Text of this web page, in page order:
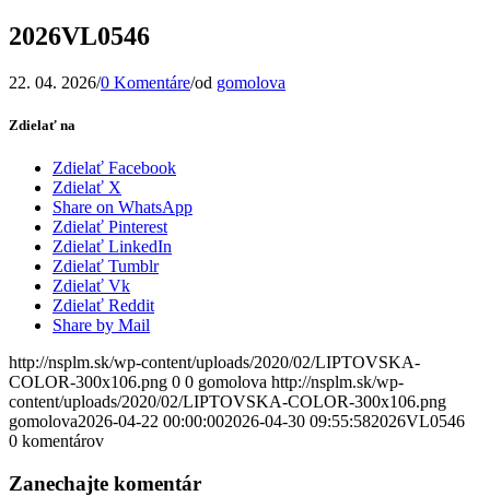
2026VL0546
22. 04. 2026/0 Komentáre/od gomolova
Zdielať na
Zdielať Facebook
Zdielať X
Share on WhatsApp
Zdielať Pinterest
Zdielať LinkedIn
Zdielať Tumblr
Zdielať Vk
Zdielať Reddit
Share by Mail
http://nsplm.sk/wp-content/uploads/2020/02/LIPTOVSKA-
COLOR-300x106.png 0 0 gomolova http://nsplm.sk/wp-
content/uploads/2020/02/LIPTOVSKA-COLOR-300x106.png
gomolova2026-04-22 00:00:002026-04-30 09:55:582026VL0546
0 komentárov
Zanechajte komentár